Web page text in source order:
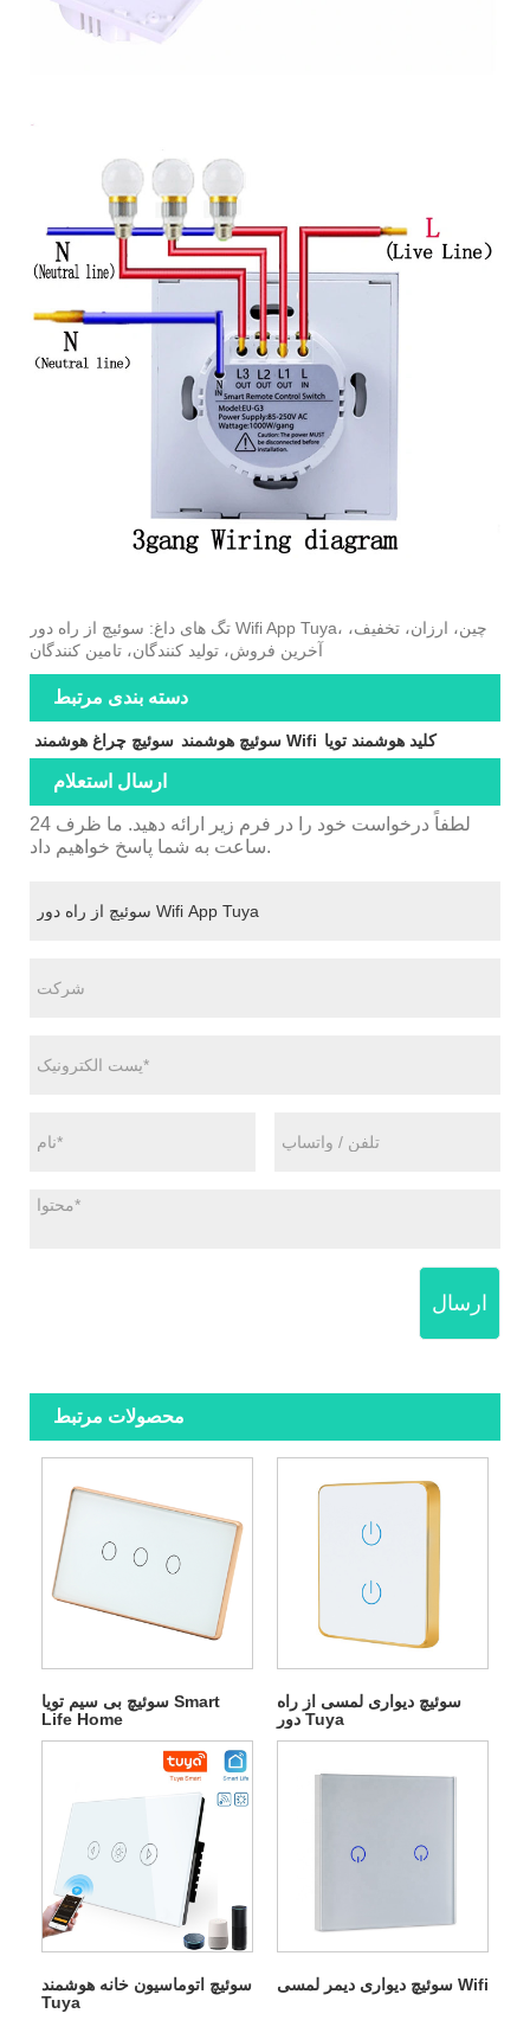
تگ های داغ: سوئیچ از راه دور Wifi App Tuya، چین، ارزان، تخفیف،
آخرین فروش، تولید کنندگان، تامین کنندگان
دسته بندی مرتبط
سوئیچ چراغ هوشمند سوئیچ هوشمند Wifi کلید هوشمند تویا
ارسال استعلام
لطفاً درخواست خود را در فرم زیر ارائه دهید. ما ظرف 24
ساعت به شما پاسخ خواهیم داد.
ارسال
محصولات مرتبط
سوئیچ بی سیم تویا Smart
Life Home
سوئیچ دیواری لمسی از راه
دور Tuya
سوئیچ اتوماسیون خانه هوشمند
Tuya
سوئیچ دیواری دیمر لمسی Wifi